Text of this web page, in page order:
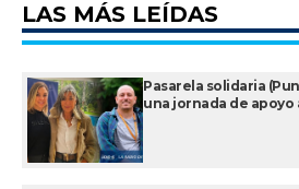
LAS MÁS LEÍDAS
Pasarela solidaria
una jornada de